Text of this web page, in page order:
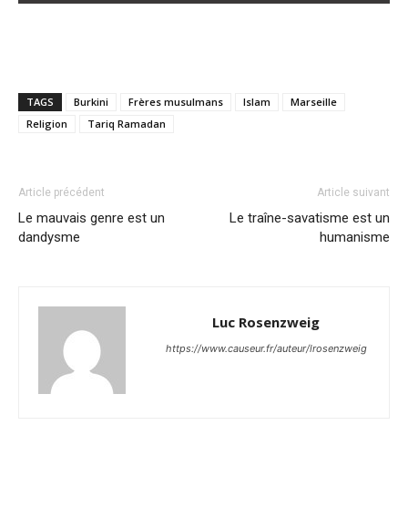
TAGS Burkini Frères musulmans Islam
Marseille
Religion
Tariq Ramadan
Article précédent
Le mauvais genre est un
dandysme
Article suivant
Le traîne-savatisme est un
humanisme
Luc Rosenzweig
https://www.causeur.fr/auteur/lrosenzweig